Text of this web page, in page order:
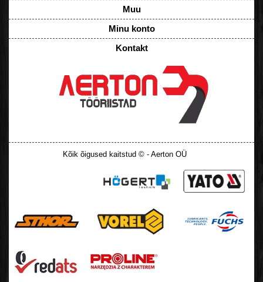
Muu
Minu konto
Kontakt
Kõik õigused kaitstud © - Aerton OÜ